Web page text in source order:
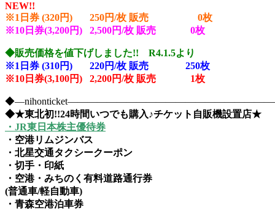
NEW!!
※1日券 (320円) 250円/枚 販売 0枚
※10日券(3,200円) 2,500円/枚 販売 0枚
◆販売価格を値下げしました!! R4.1.5より
※1日券 (310円) 220円/枚 販売 250枚
※10日券(3,100円) 2,200円/枚 販売 1枚
◆★東北初!!24時間いつでも購入♪チケット自販機設置店★
・JR東日本株主優待券
・空港リムジンバス
・北星交通タクシークーポン
・切手・印紙
・空港・みちのく有料道路通行券
(普通車/軽自動車)
・青森空港泊車券